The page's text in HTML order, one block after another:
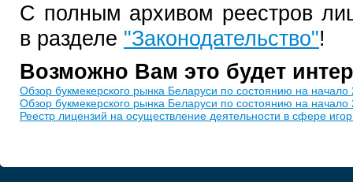
С полным архивом реестров
в разделе "Законодательство"!
Возможно Вам это будет
Обзор букмекерского рынка Беларуси по состоянию на начало
Обзор букмекерского рынка Беларуси по состоянию на начало
Реестр лицензий на осуществление деятельности в сфере